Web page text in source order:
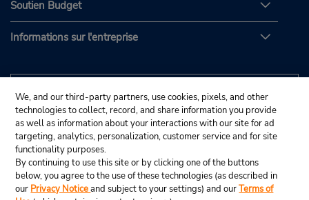
Soutien Budget
Informations sur l'entreprise
We, and our third-party partners, use cookies, pixels, and other
technologies to collect, record, and share information you provide
as well as information about your interactions with our site for ad
targeting, analytics, personalization, customer service and for site
functionality purposes.
By continuing to use this site or by clicking one of the buttons
below, you agree to the use of these technologies (as described in
our Privacy Noticeand subject to your settings) and ourTerms of